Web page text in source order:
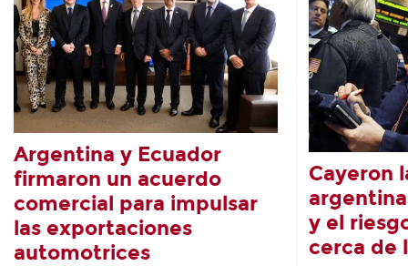
Argentina y Ecuador
firmaron un acuerdo
comercial para impulsar
las exportaciones
automotrices
Cayeron
y el
cerca de